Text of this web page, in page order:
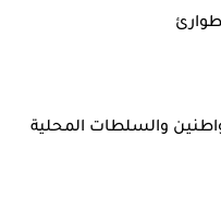
والسلطات المحلية